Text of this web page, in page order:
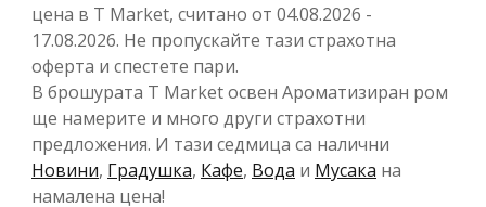
цена в T Market, считано от 04.08.2026 -
17.08.2026. Не пропускайте тази страхотна
оферта и спестете пари.
В брошурата T Market освен Ароматизиран ром
ще намерите и много други страхотни
предложения. И тази седмица са налични
Новини, Градушка, Кафе, Вода и Мусака на
намалена цена!